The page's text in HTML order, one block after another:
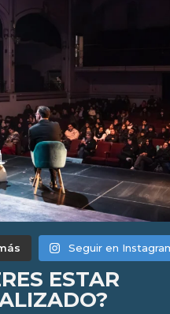
Seguir en
ESTAR